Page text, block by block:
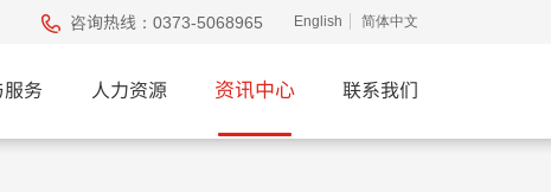
咨询热线： 0373-5068965 English 简体中文
务 人力资源 资讯中心 联系我们